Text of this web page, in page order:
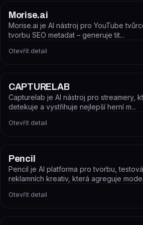
Morise.ai
Morise.ai je AI nástroj pro YouTube
tvorbu SEO metadat – generuje tit...
Otevřít detail
CAPTURELAB
Capturelab je AI nástroj pro streamery,
detekuje a vystřihuje nejlepší herní m...
Otevřít detail
Pencil
Pencil je AI platforma pro tvorbu,
reklamních kreativ, která agreguje
Otevřít detail